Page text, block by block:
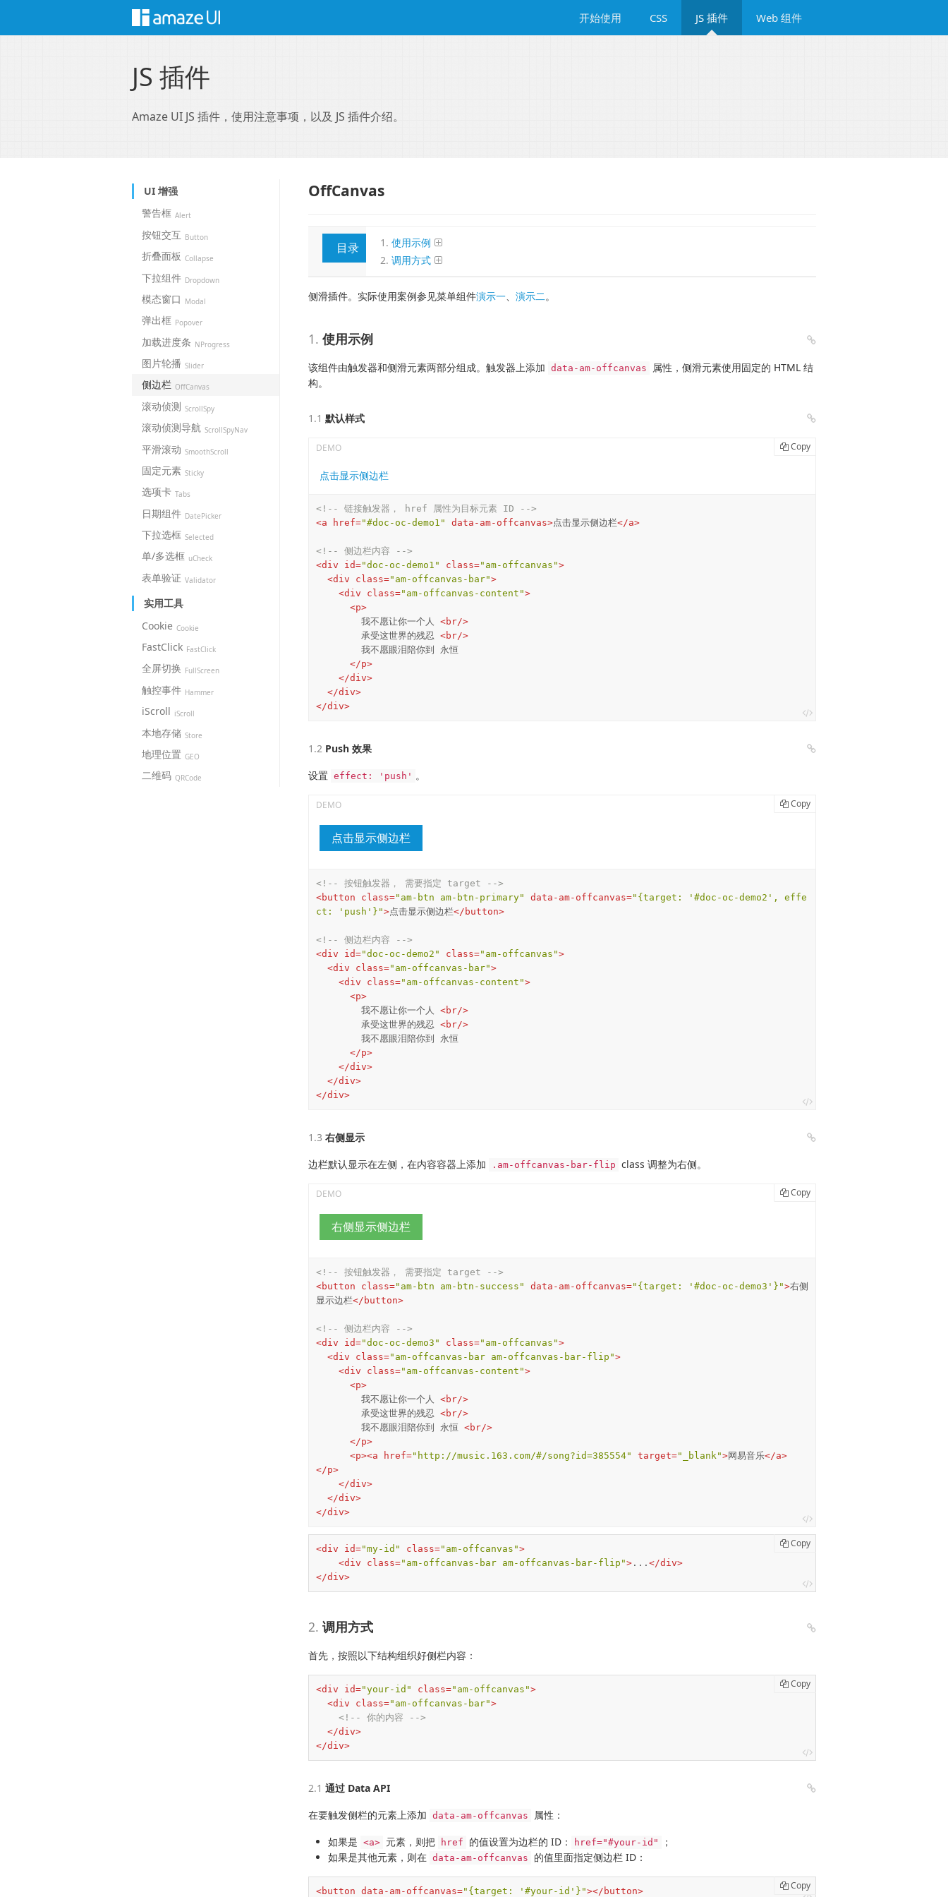
开始使用 CSS JS 插件 Web 组件
JS 插件
Amaze UI JS 插件，使用注意事项，以及 JS 插件介绍。
UI 增强
警告框 Alert
按钮交互 Button
折叠面板 Collapse
下拉组件 Dropdown
模态窗口 Modal
弹出框 Popover
加载进度条 NProgress
图片轮播 Slider
侧边栏 OffCanvas
滚动侦测 ScrollSpy
滚动侦测导航 ScrollSpyNav
平滑滚动 SmoothScroll
固定元素 Sticky
选项卡 Tabs
日期组件 DatePicker
下拉选框 Selected
单/多选框 uCheck
表单验证 Validator
实用工具
Cookie Cookie
FastClick FastClick
全屏切换 FullScreen
触控事件 Hammer
iScroll iScroll
本地存储 Store
地理位置 GEO
二维码 QRCode
OffCanvas
目录
使用示例
调用方式
侧滑插件。实际使用案例参见菜单组件演示一、 演示二。
使用示例
该组件由触发器和侧滑元素两部分组成。触发器上添加 data-am-offcanvas
属性，侧滑元素使用固定的 HTML 结
构。
默认样式
Copy
点击显示侧边栏
<!-- 链接触发器， href 属性为目标元素 ID -->
<a href="#doc-oc-demo1" data-am-offcanvas>点击显示侧边栏</a>
<!-- 侧边栏内容 -->
<div id="doc-oc-demo1" class="am-offcanvas">
<div class="am-offcanvas-bar">
<div class="am-offcanvas-content">
<p>
        我不愿让你一个人
<br/>
        承受这世界的残忍
<br/>
</p>
</div>
</div>
</div>
Push 效果
设置 effect: 'push' 。
Copy
点击显示侧边栏
<!-- 按钮触发器， 需要指定 target -->
<button class="am-btn am-btn-primary" data-am-offcanvas="{target: '#doc-oc-demo2', effe
ct: 'push'}">点击显示侧边栏</ button>
<!-- 侧边栏内容 -->
<div id="doc-oc-demo2" class="am-offcanvas">
<div class="am-offcanvas-bar">
<div class="am-offcanvas-content">
<p>
        我不愿让你一个人
<br/>
        承受这世界的残忍
<br/>
</p>
</div>
</div>
</div>
右侧显示
边栏默认显示在左侧，在内容容器上添加
.am-offcanvas-bar-flip class 调整为右侧。
Copy
右侧显示侧边栏
<!-- 按钮触发器， 需要指定 target -->
<button class="am-btn am-btn-success" data-am-offcanvas="{target: '#doc-oc-demo3'}">右侧
显示边栏</ button>
<!-- 侧边栏内容 -->
<div id="doc-oc-demo3" class="am-offcanvas">
<div class="am-offcanvas-bar am-offcanvas-bar-flip">
<div class="am-offcanvas-content">
<p>
        我不愿让你一个人
<br/>
        承受这世界的残忍
<br/>
        我不愿眼泪陪你到 永恒
<br/>
</p>
<p><a href="http://music.163.com/#/song?id=385554" target="_blank">网易音乐</a>
</p>
</div>
</div>
</div>
Copy
<div id="my-id" class="am-offcanvas">
<div class="am-offcanvas-bar am-offcanvas-bar-flip"> ... </div>
</div>
调用方式
首先，按照以下结构组织好侧栏内容：
Copy
<div id="your-id" class="am-offcanvas">
<div class="am-offcanvas-bar">
<!-- 你的内容 -->
</div>
</div>
通过 Data API
在要触发侧栏的元素上添加 data-am-offcanvas
属性：
如果是 <a> 元素，则把 href 的值设置为边栏的 ID： href="#your-id"
；
如果是其他元素，则在 data-am-offcanvas 的值里面指定侧边栏 ID：
Copy
<button data-am-offcanvas="{target: '#your-id'}"></ button>